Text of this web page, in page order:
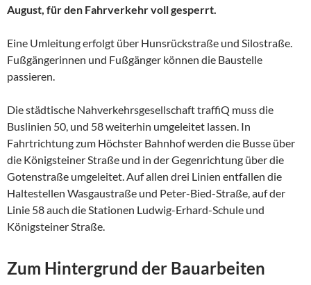
August, für den Fahrverkehr voll gesperrt.
Eine Umleitung erfolgt über Hunsrückstraße und Silostraße.
Fußgängerinnen und Fußgänger können die Baustelle
passieren.
Die städtische Nahverkehrsgesellschaft traffiQ muss die
Buslinien 50, und 58 weiterhin umgeleitet lassen. In
Fahrtrichtung zum Höchster Bahnhof werden die Busse über
die Königsteiner Straße und in der Gegenrichtung über die
Gotenstraße umgeleitet. Auf allen drei Linien entfallen die
Haltestellen Wasgaustraße und Peter-Bied-Straße, auf der
Linie 58 auch die Stationen Ludwig-Erhard-Schule und
Königsteiner Straße.
Zum Hintergrund der Bauarbeiten